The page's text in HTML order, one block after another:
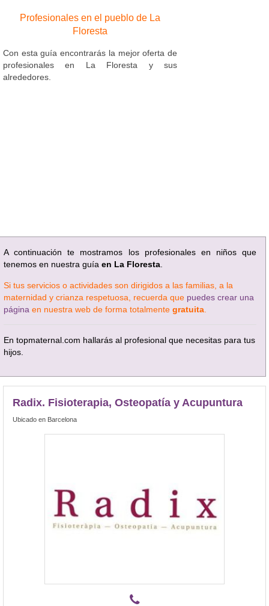
Profesionales en el pueblo de La
Floresta
Con esta guía encontrarás la mejor oferta de
profesionales en La Floresta y sus
alrededores.
A continuación te mostramos los profesionales en niños que
tenemos en nuestra guía en La Floresta
Si tus servicios o actividades son dirigidos a las familias, a la
maternidad y crianza respetuosa, recuerda que puedes crear una
página en nuestra web de forma totalmente gratuita
En topmaternal.com hallarás al profesional que necesitas para tus
hijos.
Radix. Fisioterapia, Osteopatía y Acupuntura
Ubicado en Barcelona